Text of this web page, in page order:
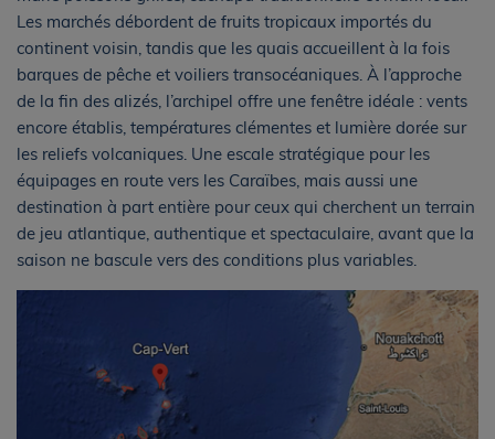
Les marchés débordent de fruits tropicaux importés du
continent voisin, tandis que les quais accueillent à la fois
barques de pêche et voiliers transocéaniques. À l’approche
de la fin des alizés, l’archipel offre une fenêtre idéale : vents
encore établis, températures clémentes et lumière dorée sur
les reliefs volcaniques. Une escale stratégique pour les
équipages en route vers les Caraïbes, mais aussi une
destination à part entière pour ceux qui cherchent un terrain
de jeu atlantique, authentique et spectaculaire, avant que la
saison ne bascule vers des conditions plus variables.